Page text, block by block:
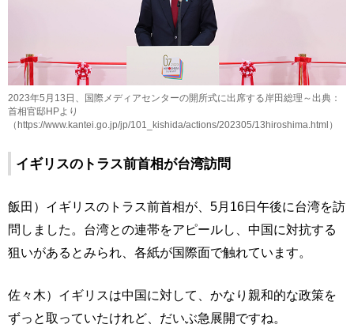
2023年5月13日、国際メディアセンターの開所式に出席する岸田総理～出典：
首相官邸HPより
（https://www.kantei.go.jp/jp/101_kishida/actions/202305/13hiroshima.html）
イギリスのトラス前首相が台湾訪問
飯田）イギリスのトラス前首相が、5月16日午後に台湾を訪
問しました。台湾との連帯をアピールし、中国に対抗する
狙いがあるとみられ、各紙が国際面で触れています。
佐々木）イギリスは中国に対して、かなり親和的な政策を
ずっと取っていたけれど、だいぶ急展開ですね。